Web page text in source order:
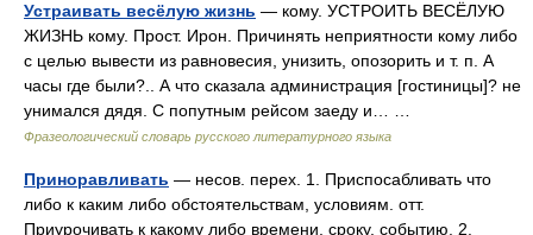
Устраивать весёлую жизнь — кому. УСТРОИТЬ ВЕСЁЛУЮ
ЖИЗНЬ кому. Прост. Ирон. Причинять неприятности кому либо
с целью вывести из равновесия, унизить, опозорить и т. п. А
часы где были?.. А что сказала администрация [гостиницы]? не
унимался дядя. С попутным рейсом заеду и… …
Фразеологический словарь русского литературного языка
Приноравливать — несов. перех. 1. Приспосабливать что
либо к каким либо обстоятельствам, условиям. отт.
Приурочивать к какому либо времени, сроку, событию. 2.